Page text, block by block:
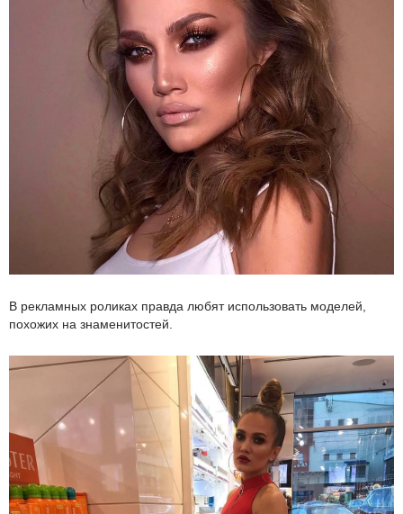
В рекламных роликах правда любят использовать моделей,
похожих на знаменитостей.